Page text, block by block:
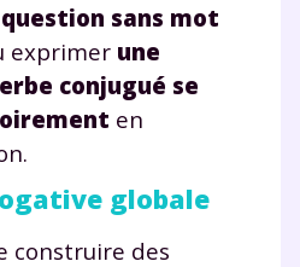
sans mot
exprimer une
conjugué se
en
globale
construire des